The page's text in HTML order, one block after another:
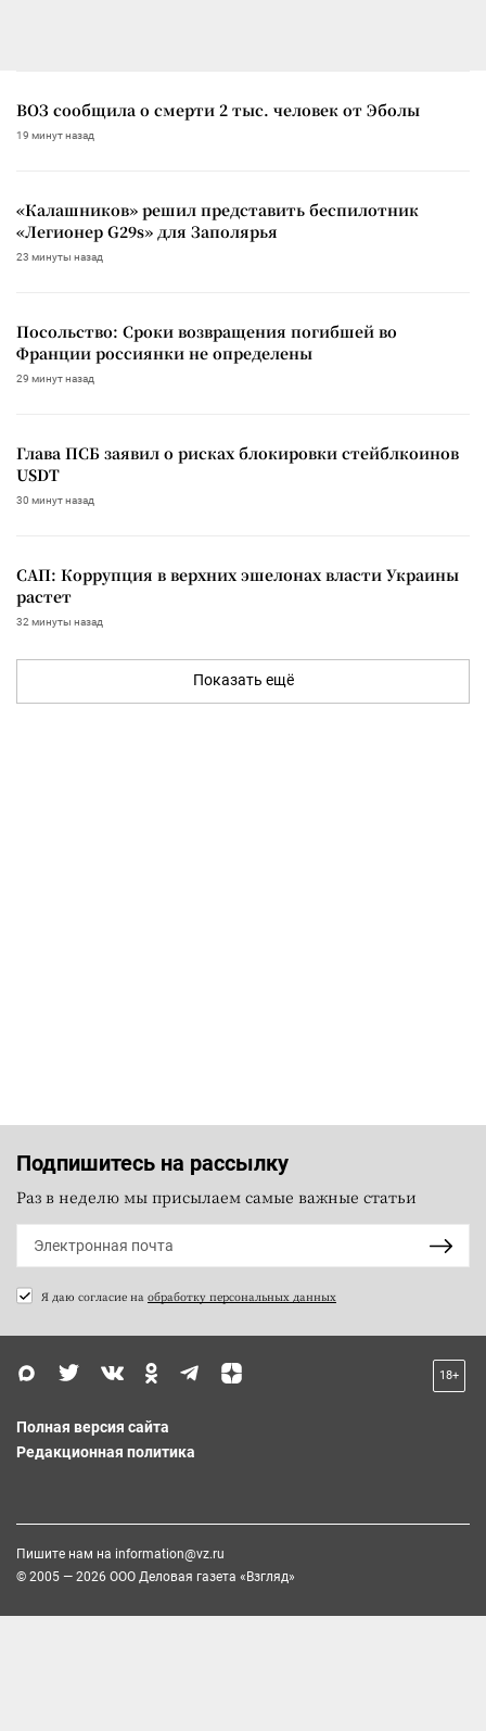
ВОЗ сообщила о смерти 2 тыс. человек от Эболы
19 минут назад
«Калашников» решил представить беспилотник
«Легионер G29s» для Заполярья
23 минуты назад
Посольство: Сроки возвращения погибшей во
Франции россиянки не определены
29 минут назад
Глава ПСБ заявил о рисках блокировки стейблкоинов
USDT
30 минут назад
САП: Коррупция в верхних эшелонах власти Украины
растет
32 минуты назад
Показать ещё
Подпишитесь на рассылку
Раз в неделю мы присылаем самые важные статьи
Я даю согласие на обработку персональных данных
18+
Полная версия сайта
Редакционная политика
Пишите нам на information@vz.ru
© 2005 — 2026 ООО Деловая газета «Взгляд»